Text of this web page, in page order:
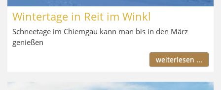
Wintertage in Reit im Winkl
Schneetage im Chiemgau kann man bis in den März
genießen
weiterlesen ...